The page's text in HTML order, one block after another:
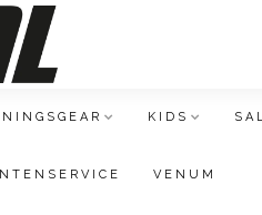
KIDS
VENUM